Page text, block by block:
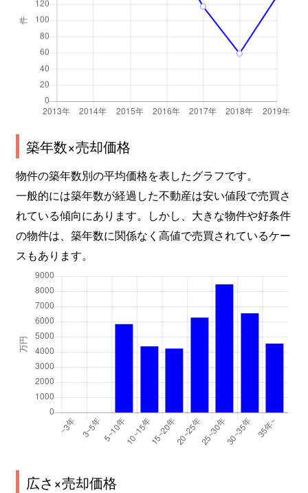
築年数×売却価格
物件の築年数別の平均価格を表したグラフです。
一般的には築年数が経過した不動産は安い値段で売買さ
れている傾向にあります。しかし、大きな物件や好条件
の物件は、築年数に関係なく高値で売買されているケー
スもあります。
広さ×売却価格